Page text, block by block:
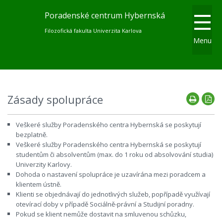
Poradenské centrum Hybernská
Filozofická fakulta Univerzita Karlova
Zásady spolupráce
Veškeré služby Poradenského centra Hybernská se poskytují
bezplatně.
Veškeré služby Poradenského centra Hybernská se poskytují
studentům či absolventům (max. do 1 roku od absolvování studia)
Univerzity Karlovy.
Dohoda o nastavení spolupráce je uzavírána mezi poradcem a
klientem ústně.
Klienti se objednávají do jednotlivých služeb, popřípadě využívají
otevírací doby v případě Sociálně-právní a Studijní poradny.
Pokud se klient nemůže dostavit na smluvenou schůzku,
Menu